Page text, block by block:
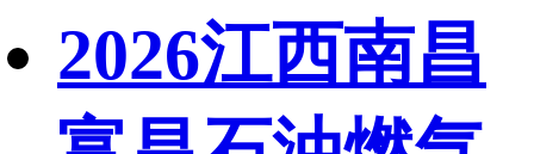
2026江西南昌